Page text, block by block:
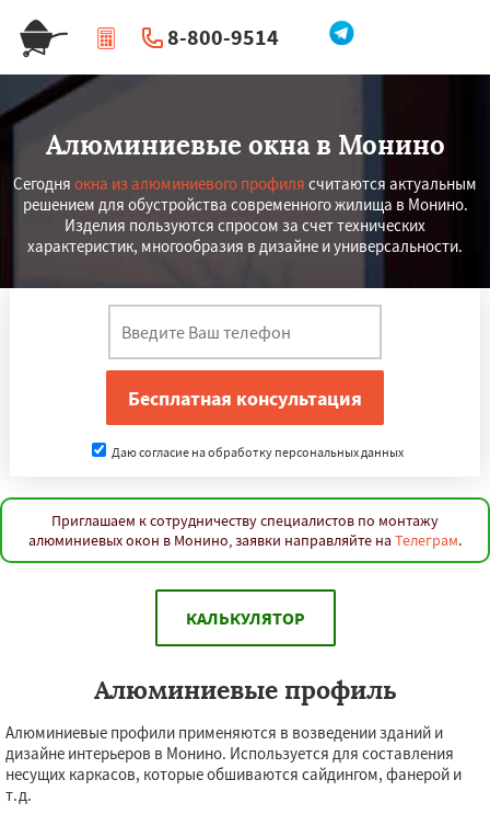
8-800-9514
| Перезвоните мне
Алюминиевые окна в Монино
Сегодня окна из алюминиевого профиля считаются актуальным
решением для обустройства современного жилища в Монино.
Изделия пользуются спросом за счет технических
характеристик, многообразия в дизайне и универсальности.
Даю согласие на обработку персональных данных
Приглашаем к сотрудничеству специалистов по монтажу
алюминиевых окон в Монино, заявки направляйте на Телеграм.
КАЛЬКУЛЯТОР
Алюминиевые профиль
Алюминиевые профили применяются в возведении зданий и
дизайне интерьеров в Монино. Используется для составления
несущих каркасов, которые обшиваются сайдингом, фанерой и
т.д.